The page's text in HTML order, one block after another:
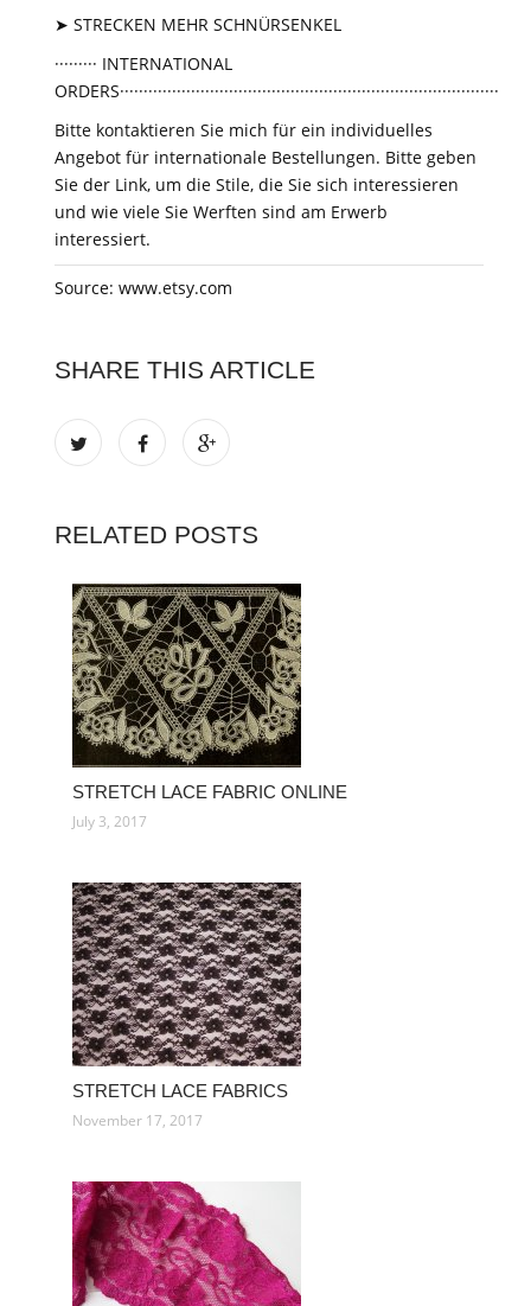
➤ STRECKEN MEHR SCHNÜRSENKEL
········· INTERNATIONAL
ORDERS················································································
Bitte kontaktieren Sie mich für ein individuelles
Angebot für internationale Bestellungen. Bitte geben
Sie der Link, um die Stile, die Sie sich interessieren
und wie viele Sie Werften sind am Erwerb
interessiert.
Source: www.etsy.com
SHARE THIS ARTICLE
RELATED POSTS
STRETCH LACE FABRIC ONLINE
July 3, 2017
STRETCH LACE FABRICS
November 17, 2017